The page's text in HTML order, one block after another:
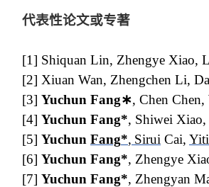
代表性论文或专著
[1] Shiquan Lin, Zhengye Xiao,
[2] Xiuan Wan, Zhengchen Li,
[3] Yuchun Fang∗, Chen
[4] Yuchun Fang*, Shiwei
[5] Yuchun Fang*, Sirui Cai,
[6] Yuchun Fang*, Zhengye
[7] Yuchun Fang*, Zhengyan